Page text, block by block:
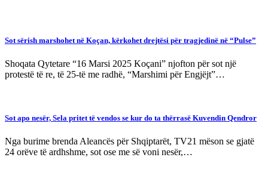
Sot sërish marshohet në Koçan, kërkohet drejtësi për tragjedinë në “Pulse”
Shoqata Qytetare “16 Marsi 2025 Koçani” njofton për sot një
protestë të re, të 25-të me radhë, “Marshimi për Engjëjt”…
Sot apo nesër, Sela pritet të vendos se kur do ta thërrasë Kuvendin Qendror
Nga burime brenda Aleancës për Shqiptarët, TV21 mëson se gjatë
24 orëve të ardhshme, sot ose me së voni nesër,…